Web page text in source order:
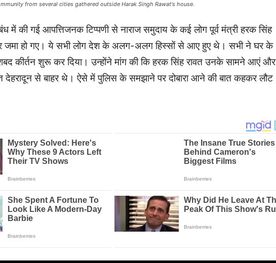
from several cities gathered outside Harak Singh Rawat's house.
में की गई आपत्तिजनक टिप्पणी से नाराज समुदाय के कई लोग पूर्व मंत्री हरक सिंह
जमा हो गए। ये सभी लोग देश के अलग-अलग हिस्सों से आए हुए थे। सभी ने घर के
कीर्तन शुरू कर दिया। उन्होंने मांग की कि हरक सिंह रावत उनके सामने आएं और
देहरादून से बाहर थे। ऐसे में पुलिस के समझाने पर दोबारा आने की बात कहकर लौट